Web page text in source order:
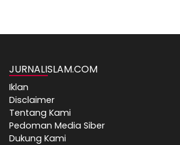
JURNALISLAM.COM
Iklan
Disclaimer
Tentang Kami
Pedoman Media Siber
Dukung Kami